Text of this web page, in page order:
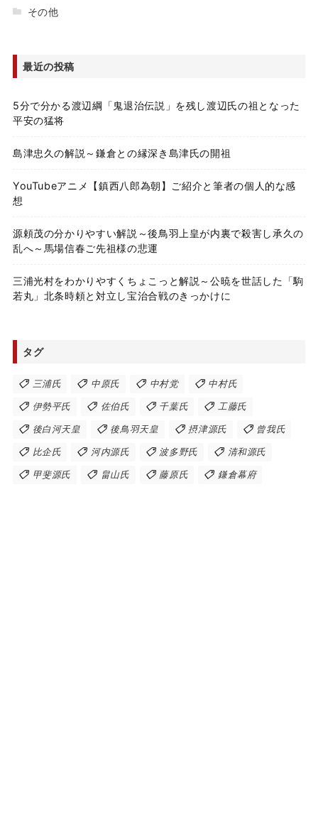
その他
最近の投稿
5分で分かる渡辺綱「鬼退治伝説」を残し渡辺氏の祖となった
平安の猛将
島津忠久の解説～鎌倉との縁深き島津氏の開祖
YouTubeアニメ【鎮西八郎為朝】ご紹介と筆者の個人的な感
想
源頼茂の分かりやすい解説～後鳥羽上皇が内裏で殺害し承久の
乱へ～馬場信春ご先祖様の悲運
三浦光村をわかりやすくちょこっと解説～公暁を世話した「駒
若丸」北条時頼と対立し宝治合戦のきっかけに
タグ
三浦氏 中原氏 中村党 中村氏
伊勢平氏 佐伯氏 千葉氏 工藤氏
後白河天皇 後鳥羽天皇 摂津源氏 曾我氏
比企氏 河内源氏 波多野氏 清和源氏
甲斐源氏 畠山氏 藤原氏 鎌倉幕府